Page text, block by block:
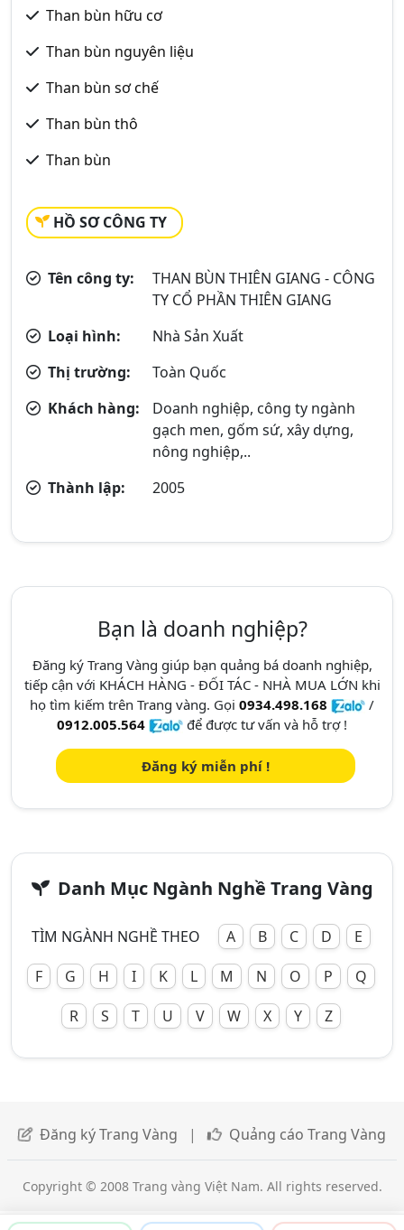
Than bùn hữu cơ
Than bùn nguyên liệu
Than bùn sơ chế
Than bùn thô
Than bùn
HỒ SƠ CÔNG TY
Tên công ty:
THAN BÙN THIÊN GIANG - CÔNG
TY CỔ PHẦN THIÊN GIANG
Loại hình:
Nhà Sản Xuất
Thị trường:
Toàn Quốc
Khách hàng:
Doanh nghiệp, công ty ngành
gạch men, gốm sứ, xây dựng,
nông nghiệp,..
Thành lập:
2005
Bạn là doanh nghiệp?
Đăng ký Trang Vàng giúp bạn quảng bá doanh nghiệp,
tiếp cận với KHÁCH HÀNG - ĐỐI TÁC - NHÀ MUA LỚN khi
họ tìm kiếm trên Trang vàng. Gọi 0934.498.168
/
0912.005.564
để được tư vấn và hỗ trợ !
Đăng ký miễn phí !
Danh Mục Ngành Nghề Trang Vàng
TÌM NGÀNH NGHỀ THEO A B C D
E
F
G H I K L M N O P
Q
R
S T U V W X Y Z
Đăng ký Trang Vàng | Quảng cáo Trang Vàng
Copyright © 2008 Trang vàng Việt Nam. All rights reserved.